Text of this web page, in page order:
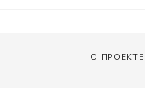
О ПРОЕКТЕ